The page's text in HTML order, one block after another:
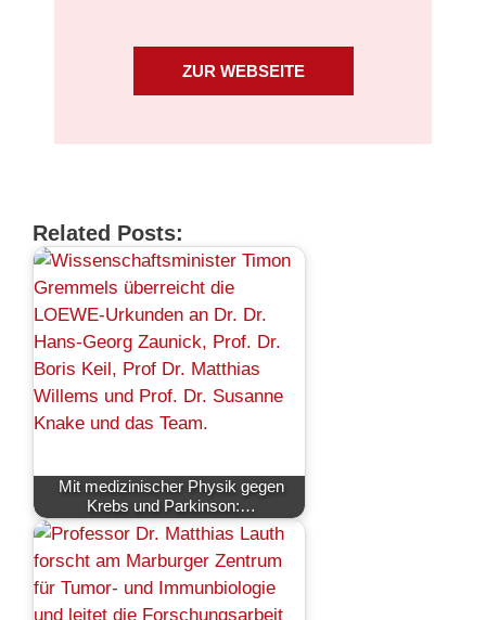
ZUR WEBSEITE
Related Posts:
Mit medizinischer Physik gegen
Krebs und Parkinson:…